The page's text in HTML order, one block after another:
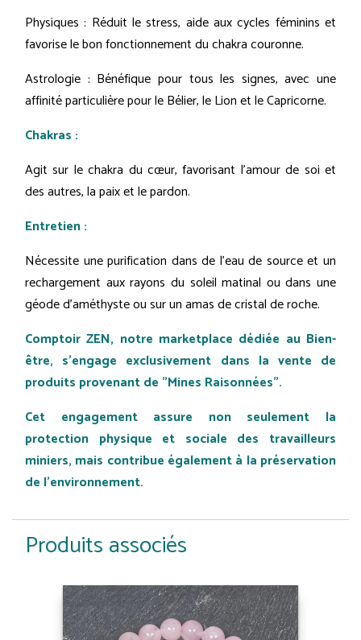
Physiques : Réduit le stress, aide aux cycles féminins et
favorise le bon fonctionnement du chakra couronne.
Astrologie : Bénéfique pour tous les signes, avec une
affinité particulière pour le Bélier, le Lion et le Capricorne.
Chakras :
Agit sur le chakra du cœur, favorisant l'amour de soi et
des autres, la paix et le pardon.
Entretien :
Nécessite une purification dans de l'eau de source et un
rechargement aux rayons du soleil matinal ou dans une
géode d’améthyste ou sur un amas de cristal de roche.
Comptoir ZEN, notre marketplace dédiée au Bien-
être, s'engage exclusivement dans la vente de
produits provenant de "Mines Raisonnées".
Cet engagement assure non seulement la
protection physique et sociale des travailleurs
miniers, mais contribue également à la préservation
de l'environnement.
Produits associés